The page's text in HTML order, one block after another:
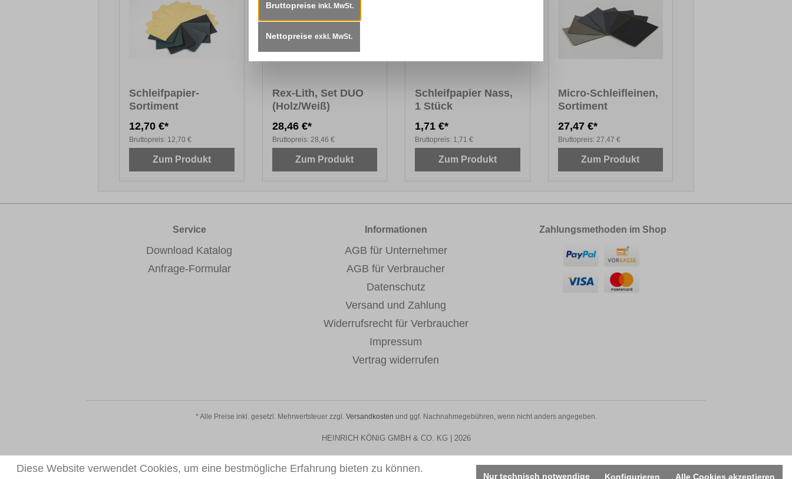
Schleifpapier-
Sortiment
12,70 €*
Bruttopreis: 12,70 €
Zum Produkt
Rex-Lith, Set DUO
(Holz/Weiß)
28,46 €*
Bruttopreis: 28,46 €
Zum Produkt
Schleifpapier Nass,
1 Stück
1,71 €*
Bruttopreis: 1,71 €
Zum Produkt
Micro-Schleifleinen,
Sortiment
27,47 €*
Bruttopreis: 27,47 €
Zum Produkt
Service
Download Katalog
Anfrage-Formular
Informationen
AGB für Unternehmer
AGB für Verbraucher
Datenschutz
Versand und Zahlung
Widerrufsrecht für Verbraucher
Impressum
Vertrag widerrufen
Zahlungsmethoden im Shop
* Alle Preise inkl. gesetzl. Mehrwertsteuer zzgl. Versandkosten und ggf. Nachnahmegebühren, wenn nicht anders angegeben.
HEINRICH KÖNIG GMBH & CO. KG | 2026
Diese Website verwendet Cookies, um eine bestmögliche Erfahrung bieten zu können.
Nur technisch notwendige Konfigurieren Alle Cookies akzeptieren
Bruttopreise inkl. MwSt.
Nettopreise exkl. MwSt.